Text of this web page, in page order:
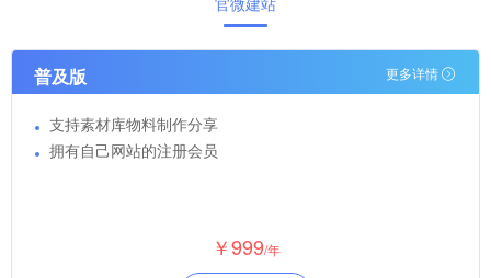
普及版 更多详情
支持素材库物料制作分享
拥有自己网站的注册会员
￥999/年